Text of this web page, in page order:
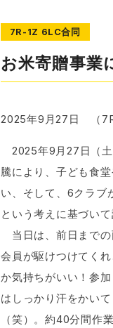
7R-1Z 6LC合同
お米寄贈事業
2025年9月27日 （
2025年9月27日（土
騰により、子ども食
い、そして、6クラブ
という考えに基づい
当日は、前日までの
会員が駆けつけてく
か気持ちがいい！参
はしっかり汗をかい
（笑）。約40分間作